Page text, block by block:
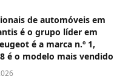
de automóveis em
é o grupo líder em
é a marca n.º 1,
é o modelo mais vendido